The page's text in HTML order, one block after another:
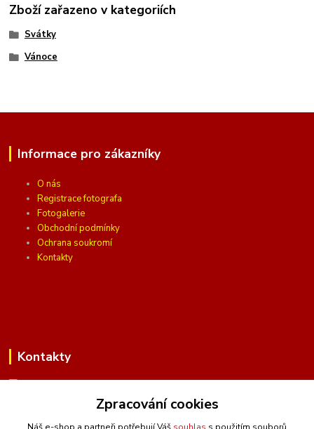
Zboží zařazeno v kategoriích
Svátky
Vánoce
Informace pro zákazníky
O nás
Registrace fotografa
Fotogalerie
Obchodní podmínky
Ochrana soukromí
Kontakty
Kontakty
(Po-Pá, 10 - 16 hod.)
Zpracování cookies